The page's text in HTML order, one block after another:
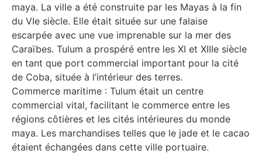
maya. La ville a été construite par les Mayas à la fin
du VIe siècle. Elle était située sur une falaise
escarpée avec une vue imprenable sur la mer des
Caraïbes. Tulum a prospéré entre les XI et XIIIe siècle
en tant que port commercial important pour la cité
de Coba, située à l’intérieur des terres.
Commerce maritime : Tulum était un centre
commercial vital, facilitant le commerce entre les
régions côtières et les cités intérieures du monde
maya. Les marchandises telles que le jade et le cacao
étaient échangées dans cette ville portuaire.